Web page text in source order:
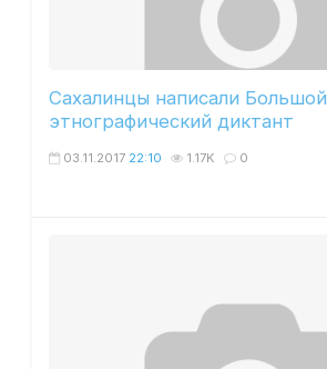
Сахалинцы написали Большой
этнографический диктант
03.11.2017 22:10 1.17K 0